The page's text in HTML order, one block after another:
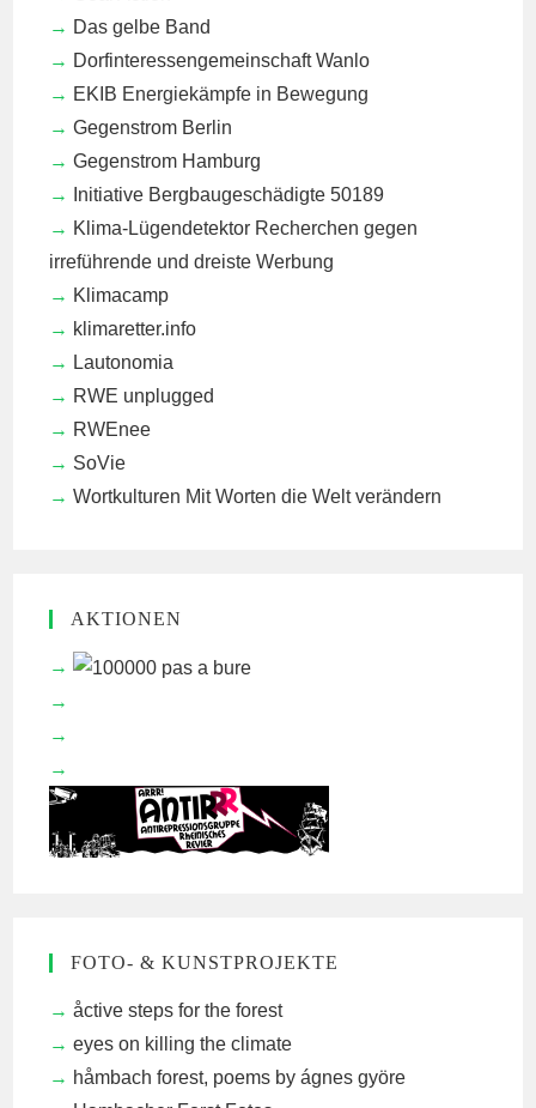
Das gelbe Band
Dorfinteressengemeinschaft Wanlo
EKIB Energiekämpfe in Bewegung
Gegenstrom Berlin
Gegenstrom Hamburg
Initiative Bergbaugeschädigte 50189
Klima-Lügendetektor Recherchen gegen
irreführende und dreiste Werbung
Klimacamp
klimaretter.info
Lautonomia
RWE unplugged
RWEnee
SoVie
Wortkulturen Mit Worten die Welt verändern
AKTIONEN
FOTO- & KUNSTPROJEKTE
åctive steps for the forest
eyes on killing the climate
håmbach forest, poems by ágnes györe